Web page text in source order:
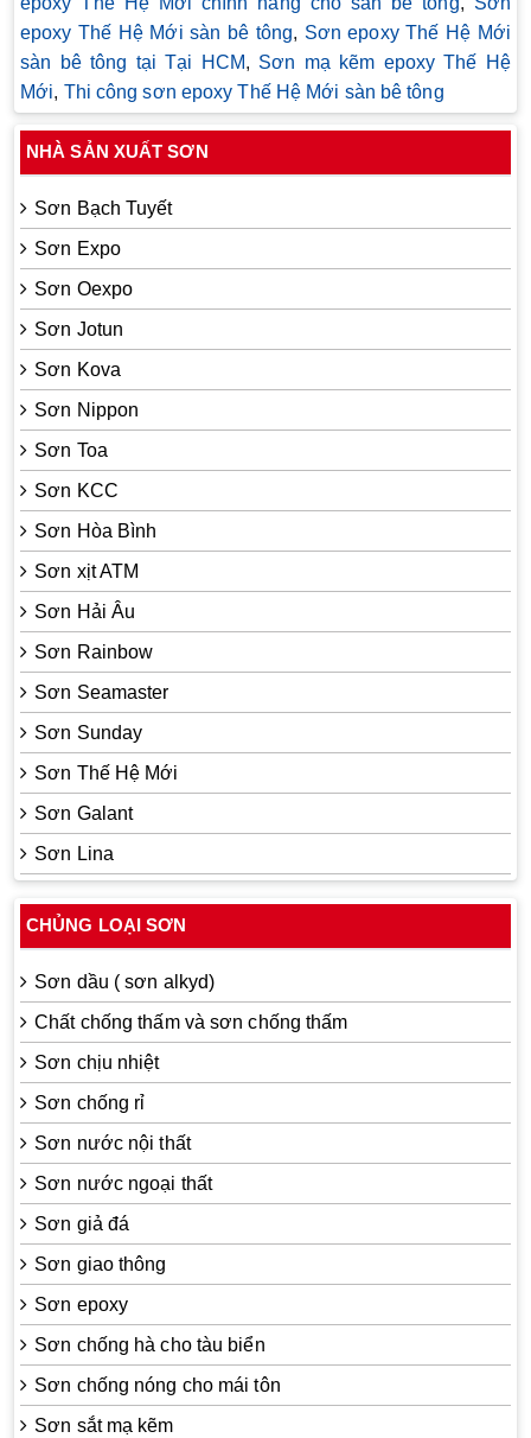
epoxy Thế Hệ Mới sàn bê tông, Sơn epoxy Thế Hệ Mới
sàn bê tông tại Tại HCM, Sơn mạ kẽm epoxy Thế Hệ
Mới, Thi công sơn epoxy Thế Hệ Mới sàn bê tông
NHÀ SẢN XUẤT SƠN
Sơn Bạch Tuyết
Sơn Expo
Sơn Oexpo
Sơn Jotun
Sơn Kova
Sơn Nippon
Sơn Toa
Sơn KCC
Sơn Hòa Bình
Sơn xịt ATM
Sơn Hải Âu
Sơn Rainbow
Sơn Seamaster
Sơn Sunday
Sơn Thế Hệ Mới
Sơn Galant
Sơn Lina
CHỦNG LOẠI SƠN
Sơn dầu ( sơn alkyd)
Chất chống thấm và sơn chống thấm
Sơn chịu nhiệt
Sơn chống rỉ
Sơn nước nội thất
Sơn nước ngoại thất
Sơn giả đá
Sơn giao thông
Sơn epoxy
Sơn chống hà cho tàu biển
Sơn chống nóng cho mái tôn
Sơn sắt mạ kẽm